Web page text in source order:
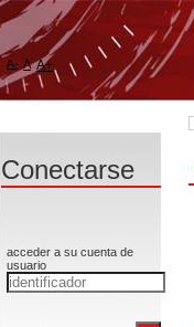
A- A A+
Conectarse
acceder a su cuenta de
usuario